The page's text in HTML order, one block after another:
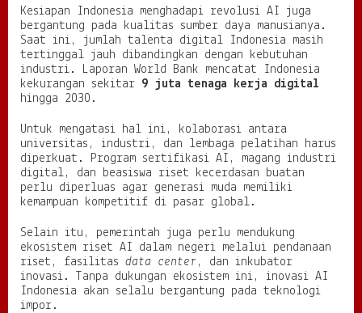
Kesiapan Indonesia menghadapi revolusi AI juga
bergantung pada kualitas sumber daya manusianya.
Saat ini, jumlah talenta digital Indonesia masih
tertinggal jauh dibandingkan dengan kebutuhan
industri. Laporan World Bank mencatat Indonesia
kekurangan sekitar 9 juta tenaga kerja digital
hingga 2030.
Untuk mengatasi hal ini, kolaborasi antara
universitas, industri, dan lembaga pelatihan harus
diperkuat. Program sertifikasi AI, magang industri
digital, dan beasiswa riset kecerdasan buatan
perlu diperluas agar generasi muda memiliki
kemampuan kompetitif di pasar global.
Selain itu, pemerintah juga perlu mendukung
ekosistem riset AI dalam negeri melalui pendanaan
riset, fasilitas data center, dan inkubator
inovasi. Tanpa dukungan ekosistem ini, inovasi AI
Indonesia akan selalu bergantung pada teknologi
impor.